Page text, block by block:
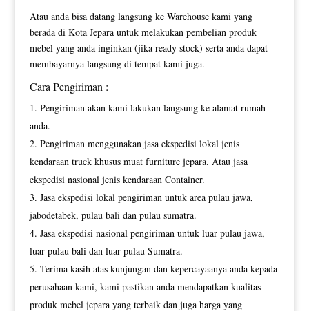
Atau anda bisa datang langsung ke Warehouse kami yang
berada di Kota Jepara untuk melakukan pembelian produk
mebel yang anda inginkan (jika ready stock) serta anda dapat
membayarnya langsung di tempat kami juga.
Cara Pengiriman :
Pengiriman akan kami lakukan langsung ke alamat rumah
anda.
Pengiriman menggunakan jasa ekspedisi lokal jenis
kendaraan truck khusus muat furniture jepara. Atau jasa
ekspedisi nasional jenis kendaraan Container.
Jasa ekspedisi lokal pengiriman untuk area pulau jawa,
jabodetabek, pulau bali dan pulau sumatra.
Jasa ekspedisi nasional pengiriman untuk luar pulau jawa,
luar pulau bali dan luar pulau Sumatra.
Terima kasih atas kunjungan dan kepercayaanya anda kepada
perusahaan kami, kami pastikan anda mendapatkan kualitas
produk mebel jepara yang terbaik dan juga harga yang